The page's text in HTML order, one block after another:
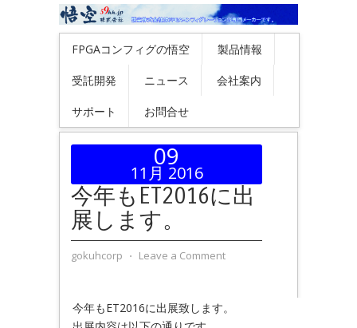
FPGAコンフィグの悟空 製品情報
受託開発 ニュース 会社案内
サポート お問合せ
09
11月 2016
今年もET2016に出
展します。
gokuhcorp ⋅ Leave a Comment
今年もET2016に出展致します。